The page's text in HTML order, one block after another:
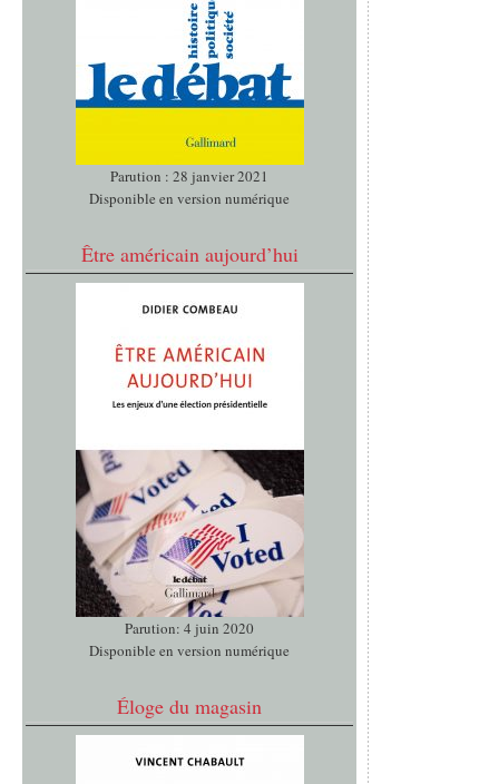
Parution : 28 janvier 2021
Disponible en version numérique
Être américain aujourd’hui
Parution: 4 juin 2020
Disponible en version numérique
Éloge du magasin